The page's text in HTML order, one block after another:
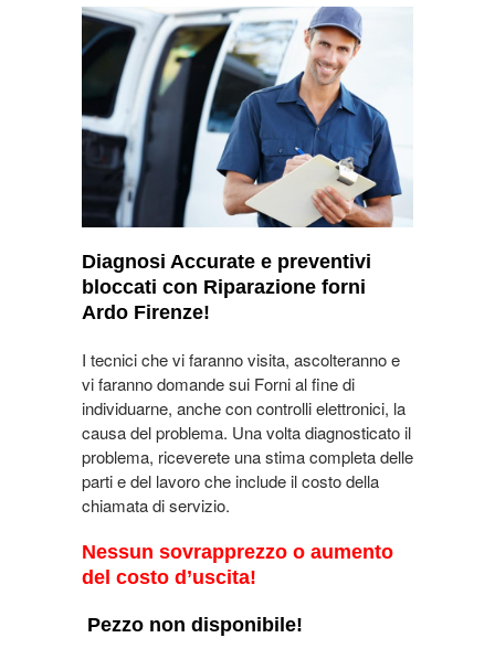
Diagnosi Accurate e preventivi
bloccati con Riparazione forni
Ardo Firenze!
I tecnici che vi faranno visita, ascolteranno e
vi faranno domande sui Forni al fine di
individuarne, anche con controlli elettronici, la
causa del problema. Una volta diagnosticato il
problema, riceverete una stima completa delle
parti e del lavoro che include il costo della
chiamata di servizio.
Nessun sovrapprezzo o aumento
del costo d’uscita!
Pezzo non disponibile!